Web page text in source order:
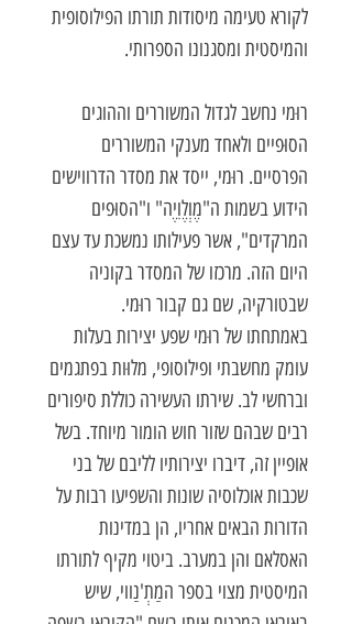
לקורא טעימה מיסודות תורתו הפילוסופית
והמיסטית ומסגנונו הספרותי.
רוּמי נחשב לגדול המשוררים וההוגים
הסוּפיים ולאחד מענקי המשוררים
הפרסיים. רוּמי, ייסד את מסדר הדרווישים
הידוע בשמות ה"מֶוְלֶוִיֶה" ו"הסוּפים
המרקדים", אשר פעילותו נמשכת עד עצם
היום הזה. מרכזו של המסדר בקוניה
שבטורקיה, שם גם קבור רוּמי.
באמתחתו של רוּמי שפע יצירות בעלות
עומק מחשבתי ופילוסופי, מלוּות בפתגמים
וברחשי לב. שירתו העשירה כוללת סיפורים
רבים שבהם שזור חוש הומור מיוחד. בשל
אופיין זה, דיברו יצירותיו לליבם של בני
שכבות אוכלוסיה שונות והשפיעו רבות על
הדורות הבאים אחריו, הן במדינות
האסלאם והן במערב. ביטוי מקיף לתורתו
המיסטית מצוי בספר המַתְ'נַווי, שיש